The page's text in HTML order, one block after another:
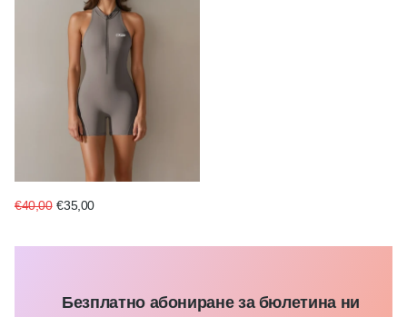
€40,00 €35,00
Безплатно абониране за бюлетина ни